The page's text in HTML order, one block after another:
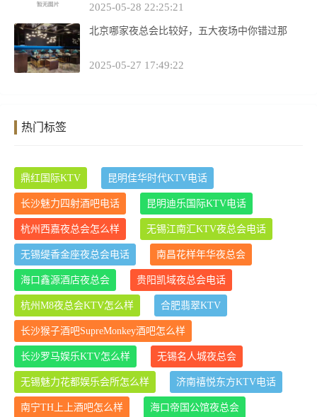
2025-05-28 22:25:21
北京哪家夜总会比较好，五大夜场中你错过那
2025-05-27 17:49:22
热门标签
鼎红国际KTV 昆明佳华时代KTV电话
长沙魅力四射酒吧电话 昆明迪乐国际KTV电话
杭州西嘉夜总会怎么样 无锡江南汇KTV夜总会电话
无锡缇香金座夜总会电话 南昌花样年华夜总会
海口鑫源酒店夜总会 贵阳凯域夜总会电话
杭州M8夜总会KTV怎么样 合肥翡翠KTV
长沙猴子酒吧SupreMonkey酒吧怎么样
长沙罗马娱乐KTV怎么样 无锡名人城夜总会
无锡魅力花都娱乐会所怎么样 济南禧悦东方KTV电话
南宁TH上上酒吧怎么样 海口帝国公馆夜总会